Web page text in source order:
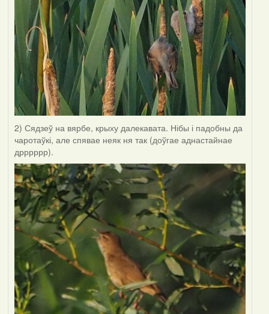
2) Сядзеў на вярбе, крыху далекавата. Нібы і падобны да
чаротаўкі, але спявае неяк ня так (доўгае аднастайнае
дрррррр).